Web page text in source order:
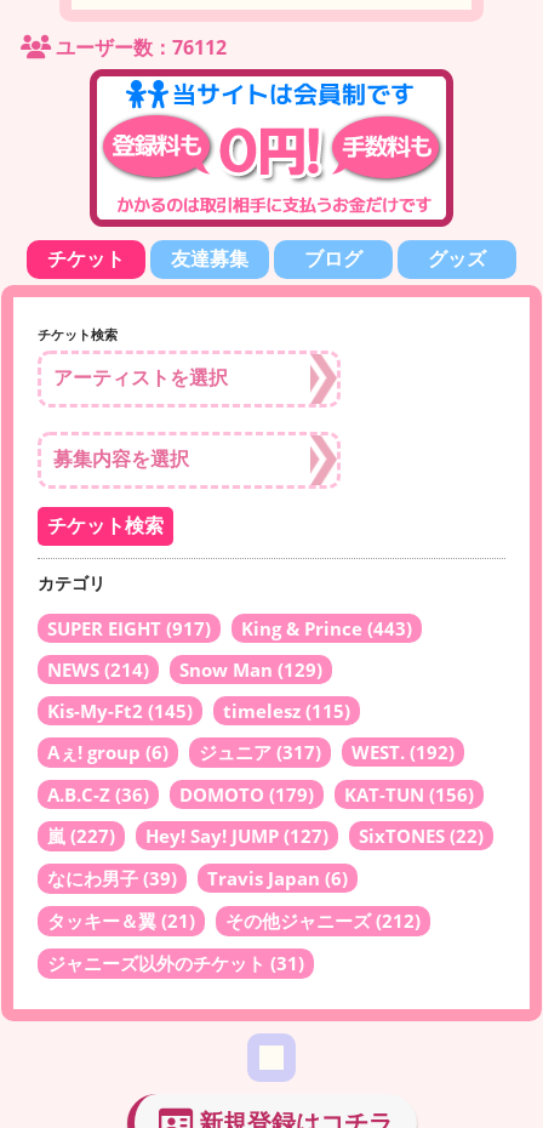
ユーザー数：76112
チケット 友達募集 ブログ グッズ
チケット検索
カテゴリ
SUPER EIGHT (917) King & Prince (443)
NEWS (214) Snow Man (129)
Kis-My-Ft2 (145) timelesz (115)
Aぇ! group (6) ジュニア (317) WEST. (192)
A.B.C-Z (36) DOMOTO (179) KAT-TUN (156)
嵐 (227) Hey! Say! JUMP (127) SixTONES (22)
なにわ男子 (39) Travis Japan (6)
タッキー＆翼 (21) その他ジャニーズ(212)
ジャニーズ以外のチケット (31)